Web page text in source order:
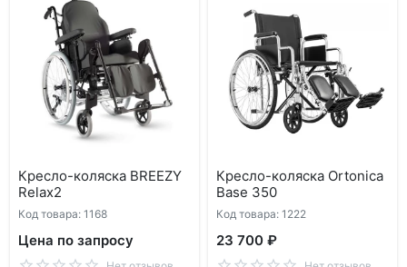
Кресло-коляска BREEZY
Relax2
Код товара: 1168
Цена по запросу
Кресло-коляска Ortonica
Base 350
Код товара: 1222
23 700 ₽